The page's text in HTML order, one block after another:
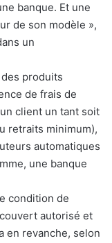
banque. Et une
de son modèle »,
un
produits
de frais de
client un tant soit
retraits minimum),
automatiques
une banque
condition de
autorisé et
en revanche, selon